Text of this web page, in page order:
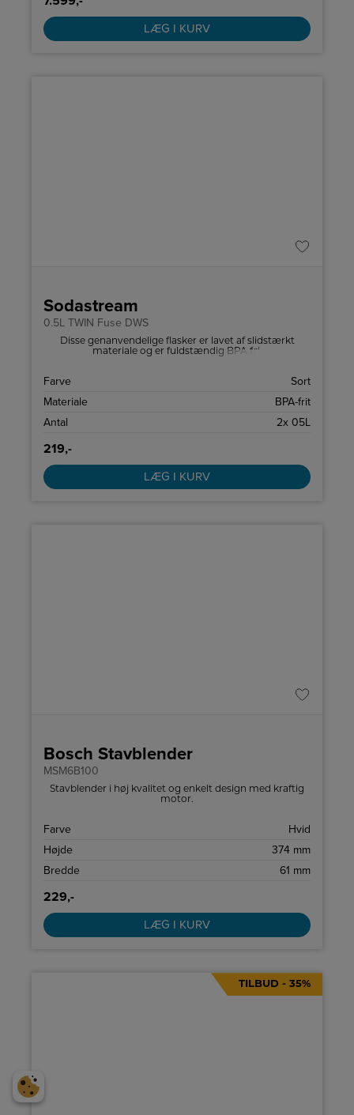
LÆG I KURV
Sodastream
0.5L TWIN Fuse DWS
Disse genanvendelige flasker er lavet af slidstærkt
materiale og er fuldstændig BPA fri.
Farve
Sort
Materiale
BPA-frit
Antal
2x 05L
219,-
LÆG I KURV
Bosch Stavblender
MSM6B100
Stavblender i høj kvalitet og enkelt design med kraftig
motor.
Farve
Hvid
Højde
374 mm
Bredde
61 mm
229,-
LÆG I KURV
TILBUD - 35%